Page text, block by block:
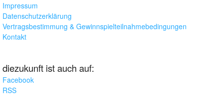
Impressum
Datenschutzerklärung
Vertragsbestimmung & Gewinnspielteilnahmebedingungen
Kontakt
diezukunft ist auch auf:
Facebook
RSS